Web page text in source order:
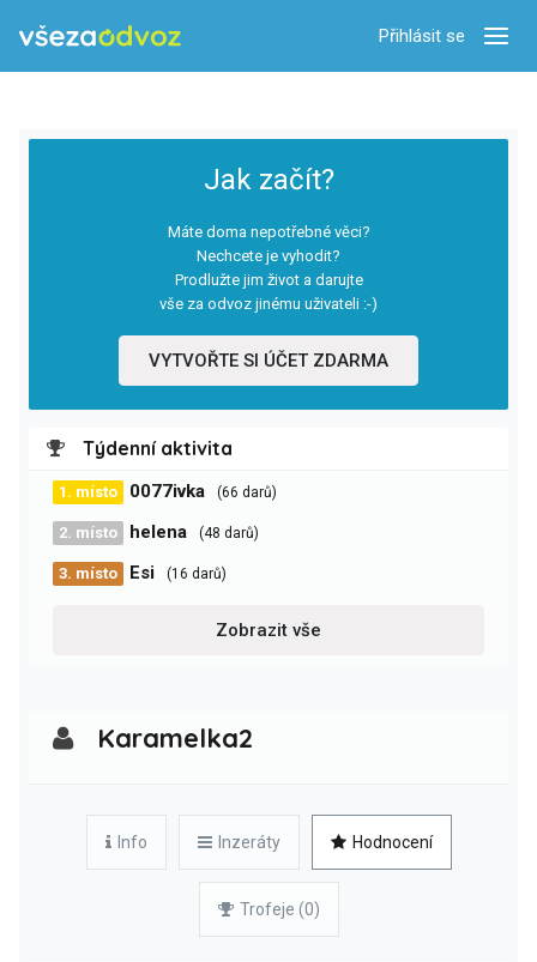
Přihlásit se
Jak začít?
Máte doma nepotřebné věci?
Nechcete je vyhodit?
Prodlužte jim život a darujte
vše za odvoz jinému uživateli :-)
VYTVOŘTE SI ÚČET ZDARMA
Týdenní aktivita
1. místo 0077ivka (66 darů)
2. místo helena (48 darů)
3. místo Esi (16 darů)
Zobrazit vše
Karamelka2
Info Inzeráty Hodnocení
Trofeje (0)